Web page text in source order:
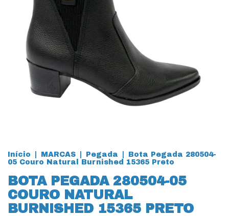
Início MARCAS Pegada
Bota Pegada 280504-
05 Couro Natural Burnished 15365 Preto
BOTA PEGADA 280504-05
COURO NATURAL
BURNISHED 15365 PRETO